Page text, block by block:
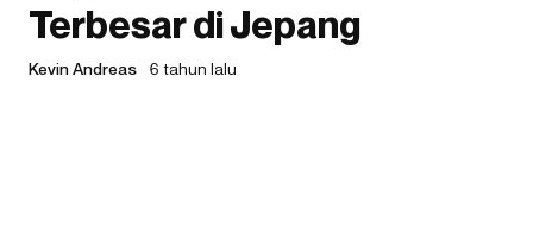
Terbesar di Jepang
Kevin Andreas 6 tahun lalu